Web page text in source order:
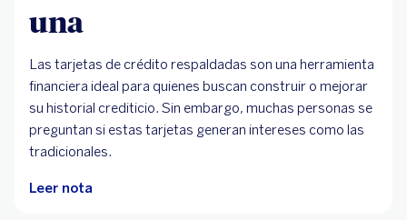
una
Las tarjetas de crédito respaldadas son una herramienta
financiera ideal para quienes buscan construir o mejorar
su historial crediticio. Sin embargo, muchas personas se
preguntan si estas tarjetas generan intereses como las
tradicionales.
Leer nota